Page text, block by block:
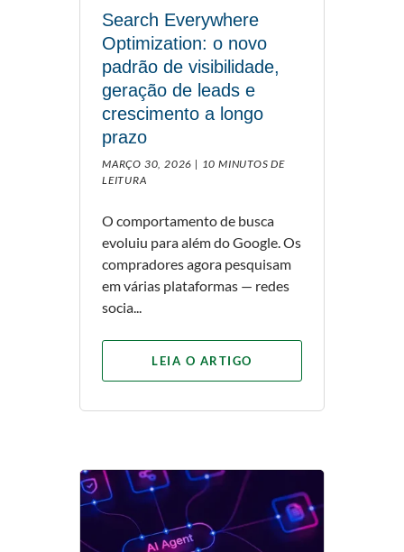
Search Everywhere
Optimization: o novo
padrão de visibilidade,
geração de leads e
crescimento a longo
prazo
MARÇO 30, 2026 | 10 MINUTOS DE
LEITURA
O comportamento de busca
evoluiu para além do Google. Os
compradores agora pesquisam
em várias plataformas — redes
socia...
LEIA O ARTIGO